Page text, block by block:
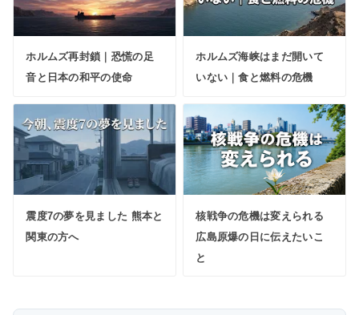
ホルムズ再封鎖｜恐慌の足
音と日本の和平の使命
ホルムズ海峡はまだ開いて
いない｜食と燃料の危機
震度7の夢を見ました 熊本と
関東の方へ
核戦争の危機は変えられる
広島原爆の日に伝えたいこ
と